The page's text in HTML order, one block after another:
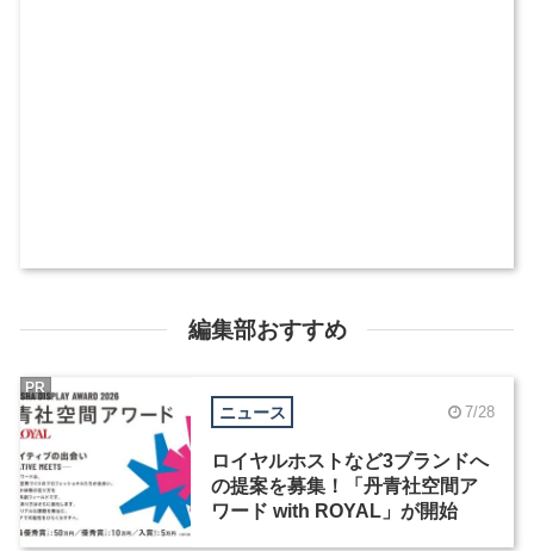
編集部おすすめ
ニュース 7/28
ロイヤルホストなど3ブランドへ
の提案を募集！「丹青社空間ア
ワード with ROYAL」が開始
PR